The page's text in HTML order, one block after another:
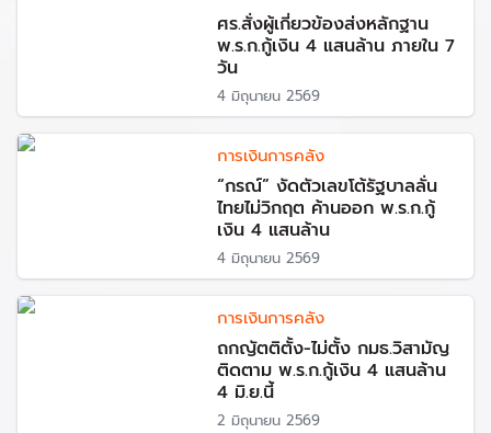
ศร.สั่งผู้เกี่ยวข้องส่งหลักฐาน
พ.ร.ก.กู้เงิน 4 แสนล้าน ภายใน 7
วัน
4 มิถุนายน 2569
การเงินการคลัง
“กรณ์” งัดตัวเลขโต้รัฐบาลลั่น
ไทยไม่วิกฤต ค้านออก พ.ร.ก.กู้
เงิน 4 แสนล้าน
4 มิถุนายน 2569
การเงินการคลัง
ถกญัตติตั้ง-ไม่ตั้ง กมธ.วิสามัญ
ติดตาม พ.ร.ก.กู้เงิน 4 แสนล้าน
4 มิ.ย.นี้
2 มิถุนายน 2569